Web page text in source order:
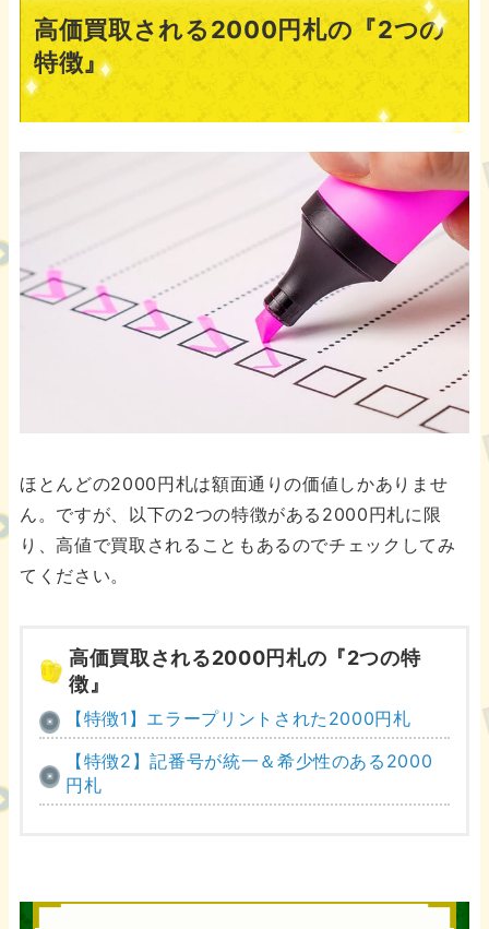
高価買取される2000円札の『2つの
特徴』
ほとんどの2000円札は額面通りの価値しかありませ
ん。ですが、以下の2つの特徴がある2000円札に限
り、高値で買取されることもあるのでチェックしてみ
てください。
高価買取される2000円札の『2つの特
徴』
【特徴1】エラープリントされた2000円札
【特徴2】記番号が統一＆希少性のある2000
円札